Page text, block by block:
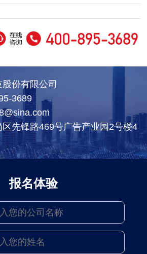
份有限公司
3689
先锋路469号广告产业园2号楼4
报名体验